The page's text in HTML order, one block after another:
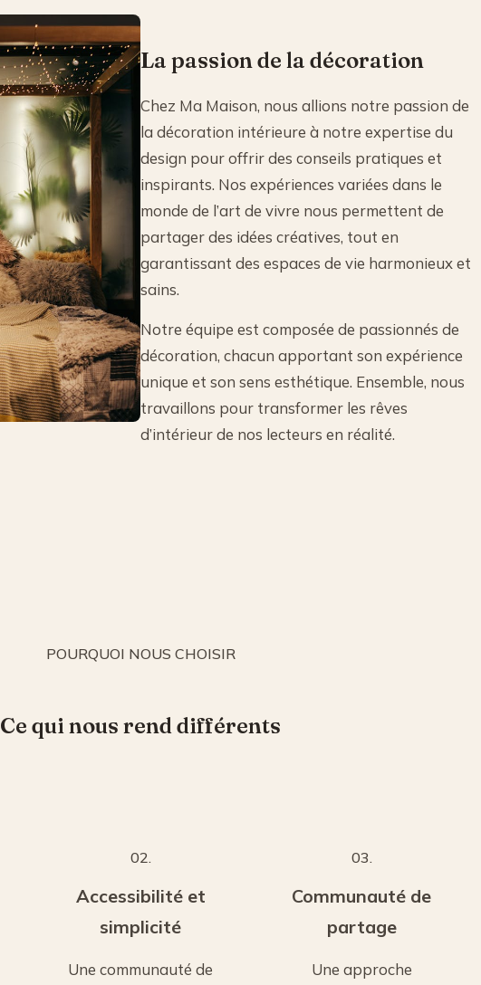
La passion de la décoration
Chez Ma Maison, nous allions notre passion de
la décoration intérieure à notre expertise du
design pour offrir des conseils pratiques et
inspirants. Nos expériences variées dans le
monde de l’art de vivre nous permettent de
partager des idées créatives, tout en
garantissant des espaces de vie harmonieux et
sains.
Notre équipe est composée de passionnés de
décoration, chacun apportant son expérience
unique et son sens esthétique. Ensemble, nous
travaillons pour transformer les rêves
d’intérieur de nos lecteurs en réalité.
POURQUOI NOUS CHOISIR
Ce qui nous rend différents
02.
Accessibilité et
simplicité
Une communauté de
03.
Communauté de
partage
Une approche